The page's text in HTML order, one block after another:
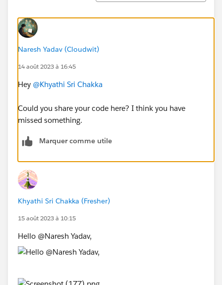
Naresh Yadav (Cloudwit)
14 août 2023 à 16:45
Hey @Khyathi Sri Chakka
Could you share your code here? I think you have
missed something.
Marquer comme utile
Khyathi Sri Chakka (Fresher)
15 août 2023 à 10:15
Hello @Naresh Yadav,